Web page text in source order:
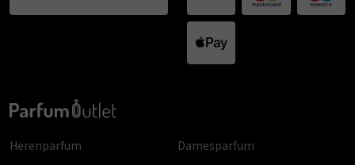
Herenparfum
Damesparfum